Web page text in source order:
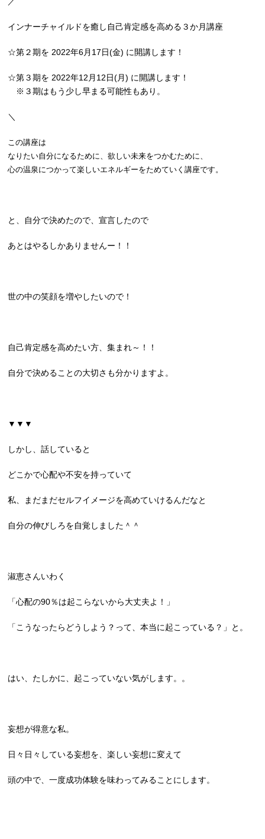
インナーチャイルドを癒し自己肯定感を高める３か月講座
☆第２期を 2022年6月17日(金) に開講します！
☆第３期を 2022年12月12日(月) に開講します！
※３期はもう少し早まる可能性もあり。
＼
この講座は
なりたい自分になるために、欲しい未来をつかむために、
心の温泉につかって楽しいエネルギーをためていく講座です。
と、自分で決めたので、宣言したので
あとはやるしかありませんー！！
世の中の笑顔を増やしたいので！
自己肯定感を高めたい方、集まれ～！！
自分で決めることの大切さも分かりますよ。
▼▼▼
しかし、話していると
どこかで心配や不安を持っていて
私、まだまだセルフイメージを高めていけるんだなと
自分の伸びしろを自覚しました＾＾
淑恵さんいわく
「心配の90％は起こらないから大丈夫よ！」
「こうなったらどうしよう？って、本当に起こっている？」と。
はい、たしかに、起こっていない気がします。。
妄想が得意な私。
日々日々している妄想を、楽しい妄想に変えて
頭の中で、一度成功体験を味わってみることにします。